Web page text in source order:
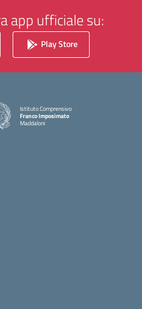
app ufficiale su:
Play Store
Istituto Comprensivo
Franco Imposimato
Maddaloni